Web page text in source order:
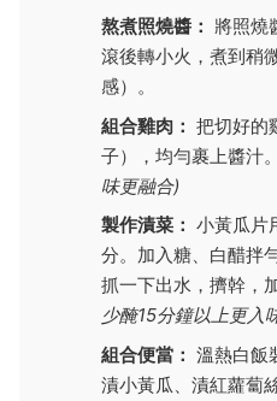
熬煮照燒醬： 將照燒
滾後轉小火，煮到稍
感）。
組合雞肉： 把切好的
子），均勻裹上醬汁
味更融合)
製作漬菜： 小黃瓜片
分。加入糖、白醋拌
抓一下出水，擠幹，
少醃15分鐘以上更入
組合便當： 溫熱白飯
漬小黃瓜、漬紅蘿蔔